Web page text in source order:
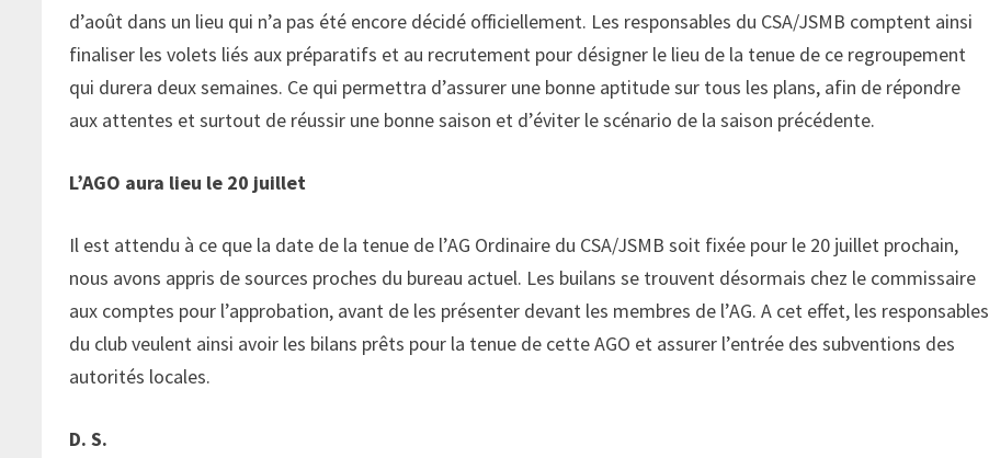
d’août dans un lieu qui n’a pas été encore décidé officiellement. Les responsables du CSA/JSMB comptent ainsi
finaliser les volets liés aux préparatifs et au recrutement pour désigner le lieu de la tenue de ce regroupement
qui durera deux semaines. Ce qui permettra d’assurer une bonne aptitude sur tous les plans, afin de répondre
aux attentes et surtout de réussir une bonne saison et d’éviter le scénario de la saison précédente.
L’AGO aura lieu le 20 juillet
Il est attendu à ce que la date de la tenue de l’AG Ordinaire du CSA/JSMB soit fixée pour le 20 juillet prochain,
nous avons appris de sources proches du bureau actuel. Les builans se trouvent désormais chez le commissaire
aux comptes pour l’approbation, avant de les présenter devant les membres de l’AG. A cet effet, les responsables
du club veulent ainsi avoir les bilans prêts pour la tenue de cette AGO et assurer l’entrée des subventions des
autorités locales.
D. S.